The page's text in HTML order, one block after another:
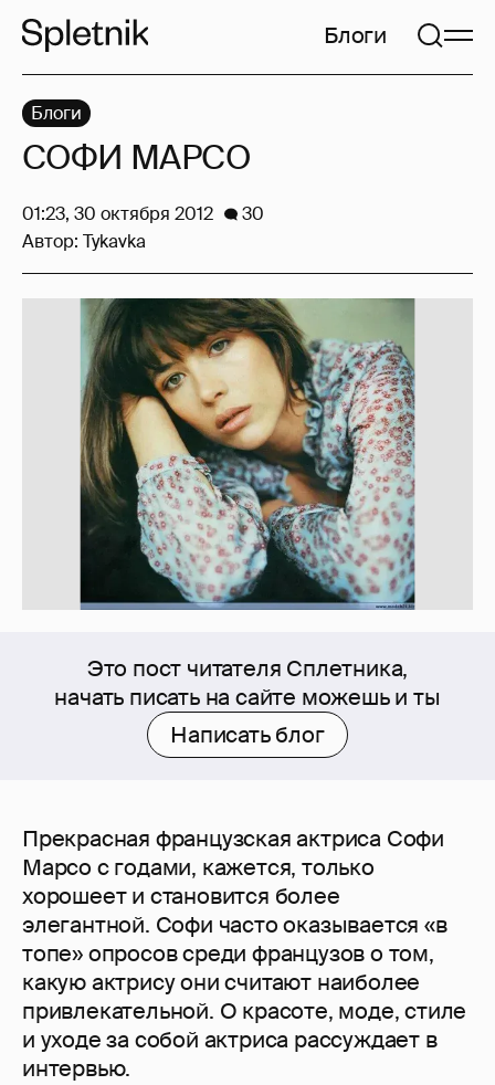
Блоги
Это пост читателя Сплетника,
начать писать на сайте можешь и ты
Написать блог
Прекрасная французская актриса Софи
Марсо с годами, кажется, только
хорошеет и становится более
элегантной. Софи часто оказывается «в
топе» опросов среди французов о том,
какую актрису они считают наиболее
привлекательной. О красоте, моде, стиле
и уходе за собой актриса рассуждает в
интервью.
Блоги
СОФИ МАРСО
01:23, 30 октября 2012
30
Автор: Tykavka